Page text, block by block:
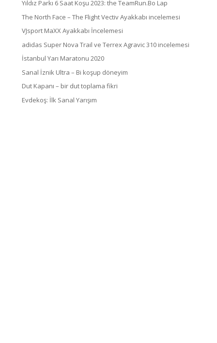
Yıldız Parkı 6 Saat Koşu 2023: the TeamRun.Bo Lap
The North Face – The Flight Vectiv Ayakkabı incelemesi
VJsport MaXX Ayakkabı İncelemesi
adidas Super Nova Trail ve Terrex Agravic 310 incelemesi
İstanbul Yarı Maratonu 2020
Sanal İznik Ultra – Bi koşup döneyim
Dut Kapanı – bir dut toplama fikri
Evdekoş: İlk Sanal Yarışım